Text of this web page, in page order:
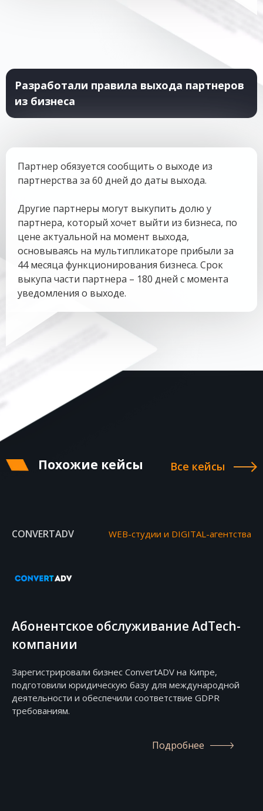
Партнер обязуется сообщить о выходе из
партнерства за 60 дней до даты выхода.
Другие партнеры могут выкупить долю у
партнера, который хочет выйти из бизнеса, по
цене актуальной на момент выхода,
основываясь на мультипликаторе прибыли за
44 месяца функционирования бизнеса. Срок
выкупа части партнера – 180 дней с момента
уведомления о выходе.
Разработали правила выхода партнеров
из бизнеса
Похожие кейсы Все кейсы
CONVERTADV WEB-студии и DIGITAL-агентства
Абонентское обслуживание AdTech-
компании
Зарегистрировали бизнес ConvertADV на Кипре,
подготовили юридическую базу для международной
деятельности и обеспечили соответствие GDPR
требованиям.
Подробнее